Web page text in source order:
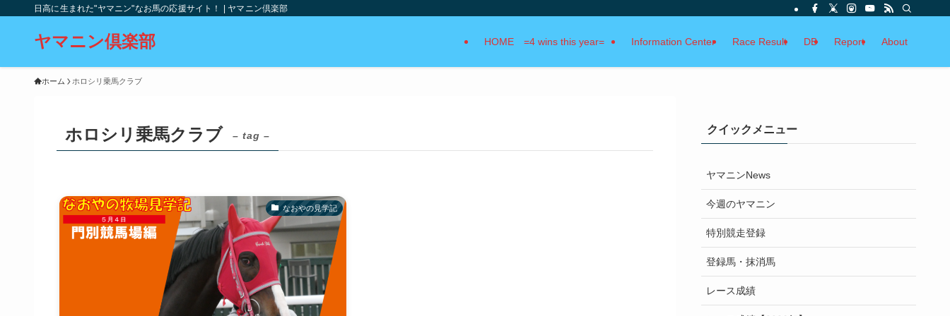
日高に生まれた"ヤマニン"なお馬の応援サイト！ | ヤマニン倶楽部
ヤマニン倶楽部 HOME =4 wins this year= Information Center Race Result DB Report About
ホーム ホロシリ乗馬クラブ
ホロシリ乗馬クラブ – tag –
なおやの見学記
クイックメニュー
ヤマニンNews
今週のヤマニン
特別競走登録
登録馬・抹消馬
レース成績